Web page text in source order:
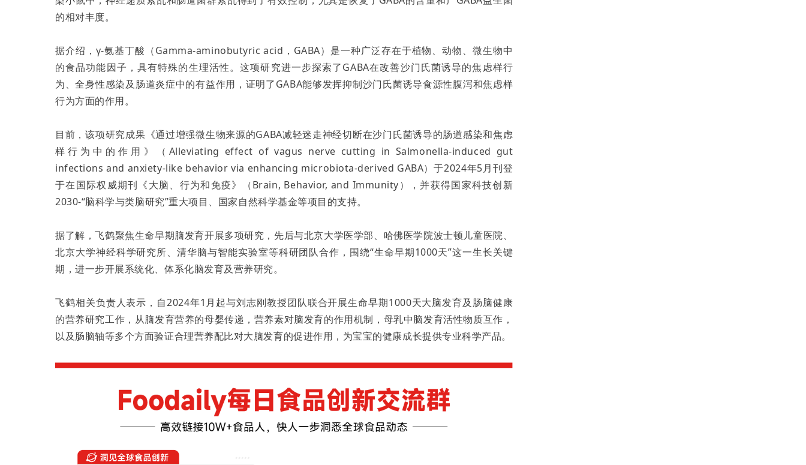
的相对丰度。
据介绍，γ-氨基丁酸（Gamma-aminobutyric acid，GABA）是一种广泛存在于植物、动物、微生物中
的食品功能因子，具有特殊的生理活性。这项研究进一步探索了GABA在改善沙门氏菌诱导的焦虑样行
为、全身性感染及肠道炎症中的有益作用，证明了GABA能够发挥抑制沙门氏菌诱导食源性腹泻和焦虑样
行为方面的作用。
目前，该项研究成果《通过增强微生物来源的GABA减轻迷走神经切断在沙门氏菌诱导的肠道感染和焦虑
样行为中的作用》（Alleviating effect of vagus nerve cutting in Salmonella-induced gut
infections and anxiety-like behavior via enhancing microbiota-derived GABA）于2024年5月刊登
于在国际权威期刊《大脑、行为和免疫》（Brain, Behavior, and Immunity），并获得国家科技创新
2030-“脑科学与类脑研究”重大项目、国家自然科学基金等项目的支持。
据了解，飞鹤聚焦生命早期脑发育开展多项研究，先后与北京大学医学部、哈佛医学院波士顿儿童医院、
北京大学神经科学研究所、清华脑与智能实验室等科研团队合作，围绕“生命早期1000天”这一生长关键
期，进一步开展系统化、体系化脑发育及营养研究。
飞鹤相关负责人表示，自2024年1月起与刘志刚教授团队联合开展生命早期1000天大脑发育及肠脑健康
的营养研究工作，从脑发育营养的母婴传递，营养素对脑发育的作用机制，母乳中脑发育活性物质互作，
以及肠脑轴等多个方面验证合理营养配比对大脑发育的促进作用，为宝宝的健康成长提供专业科学产品。